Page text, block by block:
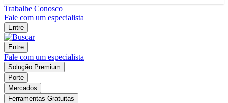
Trabalhe Conosco
Fale com um especialista
Entre
Entre
Fale com um especialista
Solução Premium
Porte
Mercados
Ferramentas Gratuitas